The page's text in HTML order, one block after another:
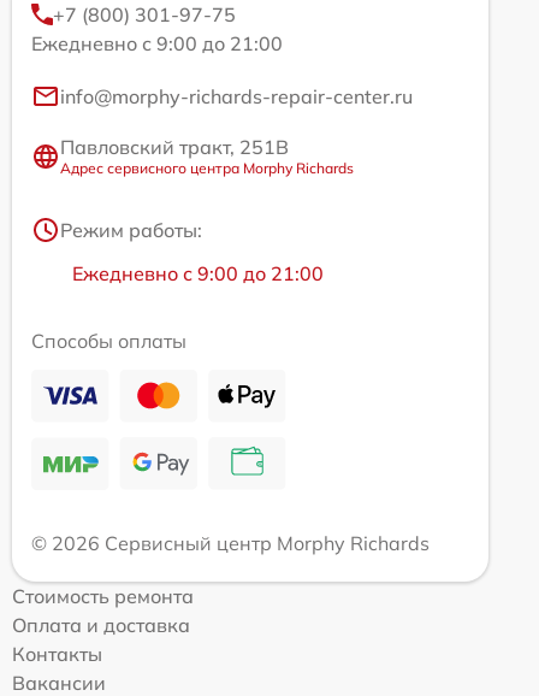
+7 (800) 301-97-75
Ежедневно с 9:00 до 21:00
info@morphy-richards-repair-center.ru
Павловский тракт, 251В
Адрес сервисного центра Morphy Richards
Режим работы:
Ежедневно с 9:00 до 21:00
Способы оплаты
© 2026 Сервисный центр Morphy Richards
Стоимость ремонта
Оплата и доставка
Контакты
Вакансии